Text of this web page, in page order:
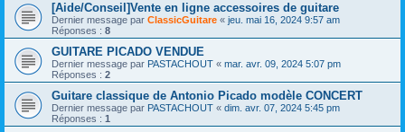
[Aide/Conseil]Vente en ligne accessoires de guitare
Dernier message par ClassicGuitare « jeu. mai 16, 2024 9:57 am
Réponses : 8
GUITARE PICADO VENDUE
Dernier message par PASTACHOUT « mar. avr. 09, 2024 5:07 pm
Réponses : 2
Guitare classique de Antonio Picado modèle CONCERT
Dernier message par PASTACHOUT « dim. avr. 07, 2024 5:45 pm
Réponses : 1